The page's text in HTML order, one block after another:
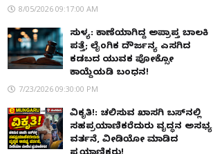
8/05/2026 09:17:00 AM
ಸುಳ್ಯ: ಕಾಣೆಯಾಗಿದ್ದ ಅಪ್ರಾಪ್ತ ಬಾಲಕಿ
ಪತ್ತೆ; ಲೈಂಗಿಕ ದೌರ್ಜನ್ಯ ಎಸಗಿದ
ಕಡಬದ ಯುವಕ ಪೋಕ್ಸೋ
ಕಾಯ್ದೆಯಡಿ ಬಂಧನ!
7/23/2026 09:30:00 PM
ವಿಕೃತಿ!: ಚಲಿಸುವ ಖಾಸಗಿ ಬಸ್‌ನಲ್ಲಿ
ಸಹಪ್ರಯಾಣಿಕರೆದುರು ವೃದ್ಧನ ಅಸಭ್ಯ
ವರ್ತನೆ, ವೀಡಿಯೋ ಮಾಡಿದ